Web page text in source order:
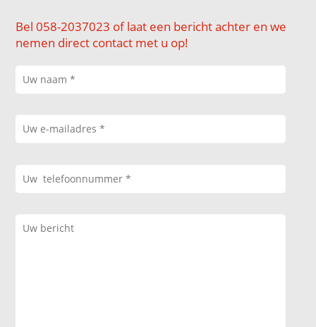
Bel 058-2037023 of laat een bericht achter en we
nemen direct contact met u op!